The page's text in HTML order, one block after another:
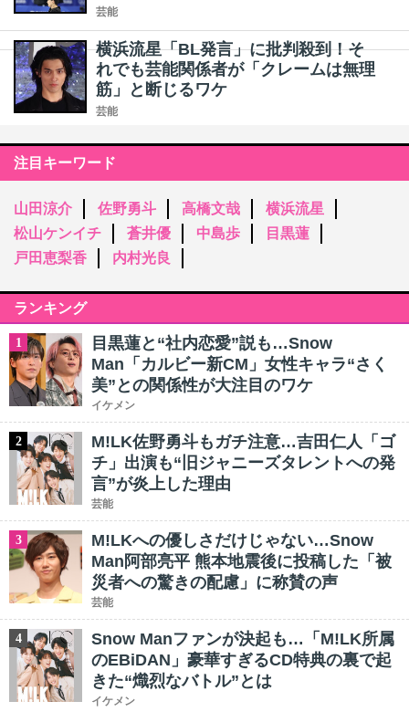
芸能
横浜流星「BL発言」に批判殺到！そ
れでも芸能関係者が「クレームは無理
筋」と断じるワケ
芸能
注目キーワード
山田涼介 佐野勇斗 高橋文哉
横浜流星
松山ケンイチ
蒼井優 中島歩
目黒蓮
戸田恵梨香
内村光良
ランキング
1
目黒蓮と“社内恋愛”説も…Snow
Man「カルビー新CM」女性キャラ“さく
美”との関係性が大注目のワケ
イケメン
2
M!LK佐野勇斗もガチ注意…吉田仁人「ゴ
チ」出演も“旧ジャニーズタレントへの発
言”が炎上した理由
芸能
3
M!LKへの優しさだけじゃない…Snow
Man阿部亮平 熊本地震後に投稿した「被
災者への驚きの配慮」に称賛の声
芸能
4
Snow Manファンが決起も…「M!LK所属
のEBiDAN」豪華すぎるCD特典の裏で起
きた“熾烈なバトル”とは
イケメン